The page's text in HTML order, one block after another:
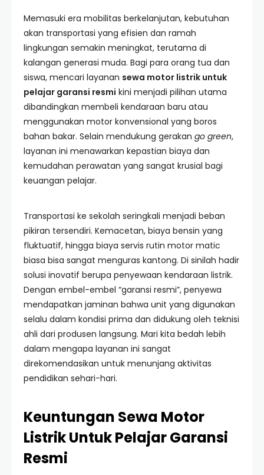
Memasuki era mobilitas berkelanjutan, kebutuhan
akan transportasi yang efisien dan ramah
lingkungan semakin meningkat, terutama di
kalangan generasi muda. Bagi para orang tua dan
siswa, mencari layanan sewa motor listrik untuk
pelajar garansi resmi kini menjadi pilihan utama
dibandingkan membeli kendaraan baru atau
menggunakan motor konvensional yang boros
bahan bakar. Selain mendukung gerakan go green,
layanan ini menawarkan kepastian biaya dan
kemudahan perawatan yang sangat krusial bagi
keuangan pelajar.
Transportasi ke sekolah seringkali menjadi beban
pikiran tersendiri. Kemacetan, biaya bensin yang
fluktuatif, hingga biaya servis rutin motor matic
biasa bisa sangat menguras kantong. Di sinilah hadir
solusi inovatif berupa penyewaan kendaraan listrik.
Dengan embel-embel “garansi resmi”, penyewa
mendapatkan jaminan bahwa unit yang digunakan
selalu dalam kondisi prima dan didukung oleh teknisi
ahli dari produsen langsung. Mari kita bedah lebih
dalam mengapa layanan ini sangat
direkomendasikan untuk menunjang aktivitas
pendidikan sehari-hari.
Keuntungan Sewa Motor
Listrik Untuk Pelajar Garansi
Resmi